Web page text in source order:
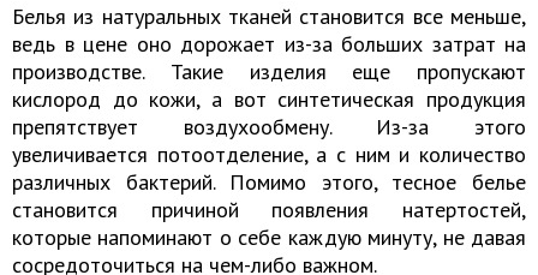
Белья из натуральных тканей становится все меньше,
ведь в цене оно дорожает из-за больших затрат на
производстве. Такие изделия еще пропускают
кислород до кожи, а вот синтетическая продукция
препятствует воздухообмену. Из-за этого
увеличивается потоотделение, а с ним и количество
различных бактерий. Помимо этого, тесное белье
становится причиной появления натертостей,
которые напоминают о себе каждую минуту, не давая
сосредоточиться на чем-либо важном.